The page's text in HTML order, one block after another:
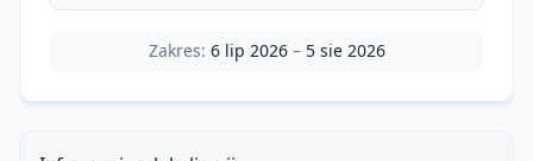
Zakres: 6 lip 2026– 5 sie 2026